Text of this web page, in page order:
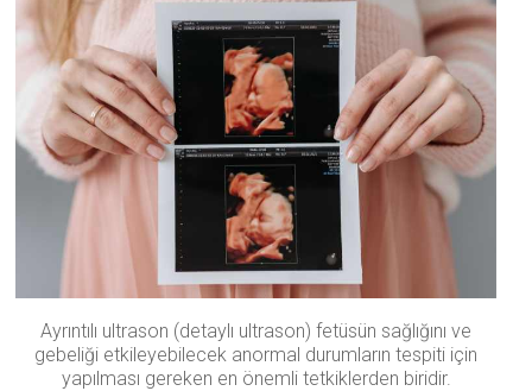
Ayrıntılı ultrason (detaylı ultrason) fetüsün sağlığını ve
gebeliği etkileyebilecek anormal durumların tespiti için
yapılması gereken en önemli tetkiklerden biridir.